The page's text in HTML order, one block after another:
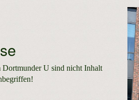
U sind nicht Inhalt